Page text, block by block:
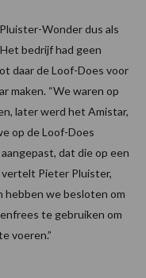
Wonder dus als
bedrijf had geen
daar de Loof-Does voor
maken. “We waren op
later werd het Amistar,
op de Loof-Does
dat die op een
vertelt Pieter Pluister,
hebben we besloten om
te gebruiken om
voeren.”